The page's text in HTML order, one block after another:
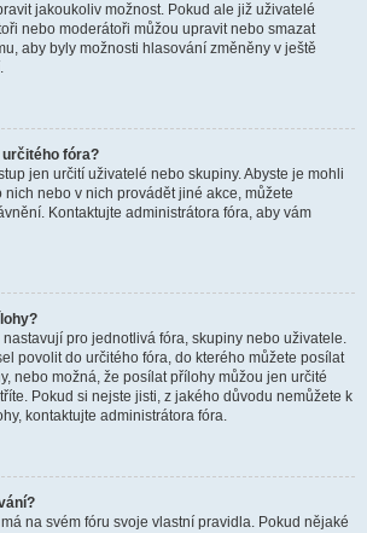
jakoukoliv možnost. Pokud ale již uživatelé
nebo moderátoři můžou upravit nebo smazat
aby byly možnosti hlasování změněny v ještě
určitého fóra?
jen určití uživatelé nebo skupiny. Abyste je mohli
nich nebo v nich provádět jiné akce, můžete
Kontaktujte administrátora fóra, aby vám
pro jednotlivá fóra, skupiny nebo uživatele.
povolit do určitého fóra, do kterého můžete posílat
nebo možná, že posílat přílohy můžou jen určité
Pokud si nejste jisti, z jakého důvodu nemůžete k
kontaktujte administrátora fóra.
na svém fóru svoje vlastní pravidla. Pokud nějaké